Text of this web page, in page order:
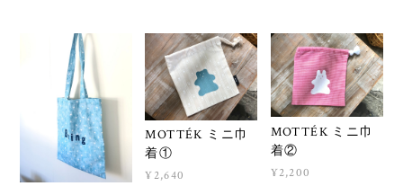
MOTTÉK ミニ巾
着①
¥2,640
MOTTÉK ミニ巾
着②
¥2,200